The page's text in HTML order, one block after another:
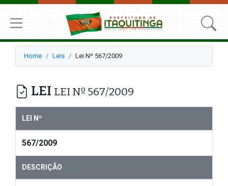
Home Leis Lei Nº 567/2009
LEI LEI Nº 567/2009
LEI Nº
567/2009
DESCRIÇÃO